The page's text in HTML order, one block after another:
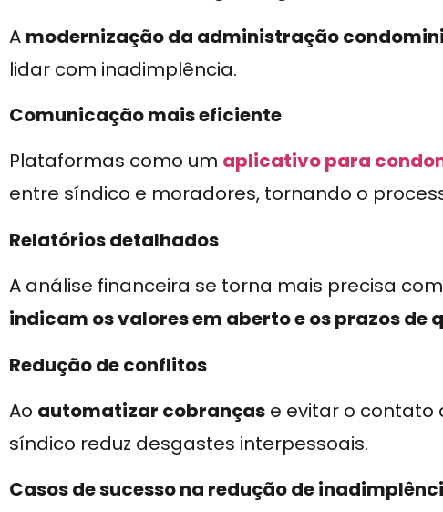
A modernização da administração
lidar com inadimplência.
Comunicação mais eficiente
Plataformas como um aplicativo para
entre síndico e moradores, tornando o
Relatórios detalhados
A análise financeira se torna mais precisa com
indicam os valores em aberto e os prazos de
Redução de conflitos
Ao automatizar cobranças e evitar o contato
síndico reduz desgastes interpessoais.
Casos de sucesso na redução de